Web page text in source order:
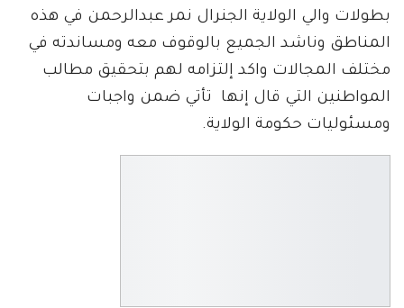
بطولات والي الولاية الجنرال نمر عبدالرحمن في هذه
المناطق وناشد الجميع بالوقوف معه ومساندته في
مختلف المجالات واكد إلتزامه لهم بتحقيق مطالب
المواطنين التي قال إنها تأتي ضمن واجبات
ومسئوليات حكومة الولاية.